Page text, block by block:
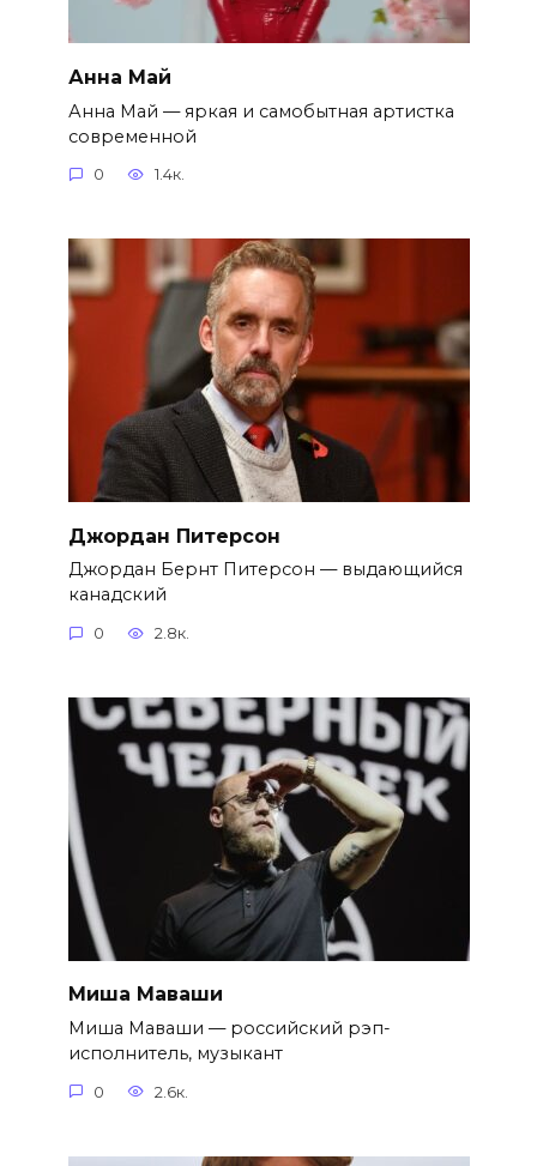
Анна Май
Анна Май — яркая и самобытная артистка
современной
0 1.4к.
Джордан Питерсон
Джордан Бернт Питерсон — выдающийся
канадский
0 2.8к.
Миша Маваши
Миша Маваши — российский рэп-
исполнитель, музыкант
0 2.6к.